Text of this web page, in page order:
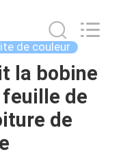
de couleur
la bobine
de
de